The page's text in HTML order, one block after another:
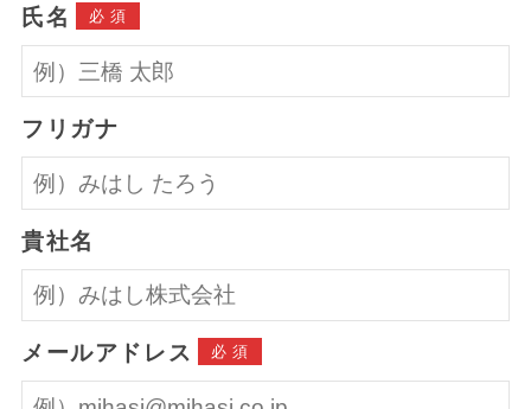
氏名 必須
フリガナ
貴社名
メールアドレス 必須